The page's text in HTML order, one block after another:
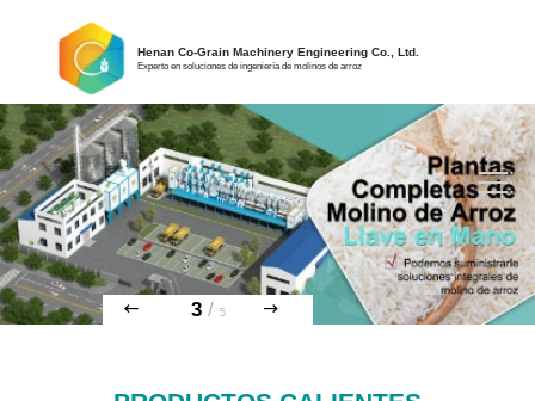
Henan Co-Grain Machinery Engineering Co., Ltd.
Experto en soluciones de ingeniería de molinos de arroz
3/ 5